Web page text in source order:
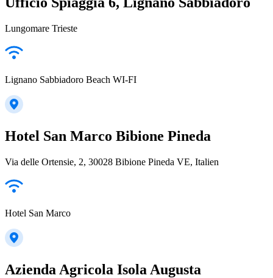
Lungomare Trieste
Lignano Sabbiadoro Beach WI-FI
Hotel San Marco Bibione Pineda
Via delle Ortensie, 2, 30028 Bibione Pineda VE, Italien
Hotel San Marco
Azienda Agricola Isola Augusta